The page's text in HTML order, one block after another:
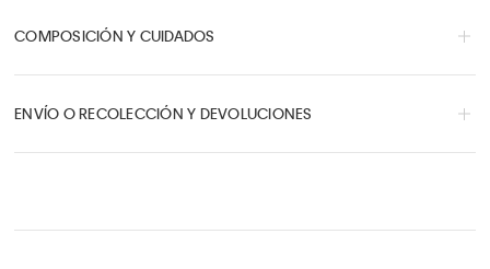
COMPOSICIÓN Y CUIDADOS
ENVÍO O RECOLECCIÓN Y DEVOLUCIONES